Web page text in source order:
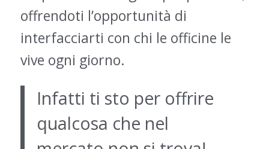
offrendoti l’opportunità di
interfacciarti con chi le officine le
vive ogni giorno.
Infatti ti sto per offrire
qualcosa che nel